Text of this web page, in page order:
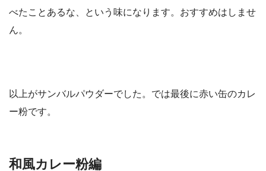
べたことあるな、という味になります。おすすめはしませ
ん。
以上がサンバルパウダーでした。では最後に赤い缶のカレ
ー粉です。
和風カレー粉編